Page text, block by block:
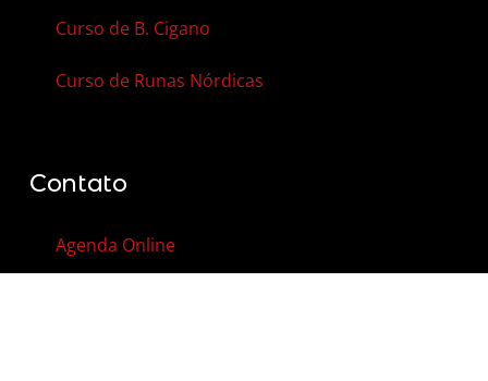
Curso de B. Cigano
Curso de Runas Nórdicas
Contato
Agenda Online